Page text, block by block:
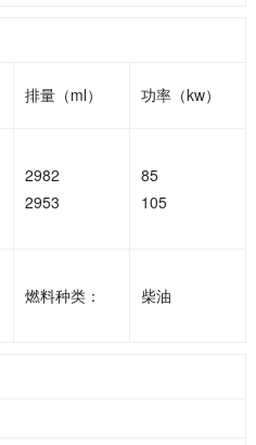
排量（ml） 功率（kw）
2982
2953
85
105
燃料种类： 柴油